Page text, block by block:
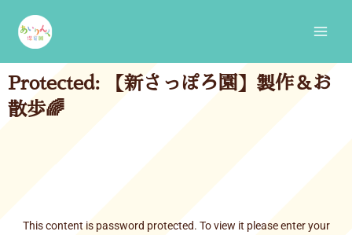
content
Protected: 【新さっぽろ園】製作＆お
散歩🌈
This content is password protected. To view it please enter your